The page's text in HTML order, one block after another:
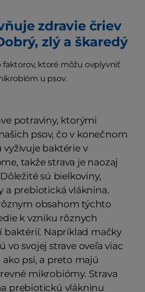
zdravie čriev
zlý a škaredý
faktorov, ktoré môžu ovplyvniť
u psov.
potraviny, ktorými
psov, čo v konečnom
vyživuje baktérie v
takže strava je naozaj
sú bielkoviny,
a prebiotická vláknina.
obsahom týchto
k vzniku rôznych
baktérií. Napríklad mačky
vo svojej strave oveľa viac
ako psi, a preto majú
mikrobiómy. Strava
prebiotickú vlákninu